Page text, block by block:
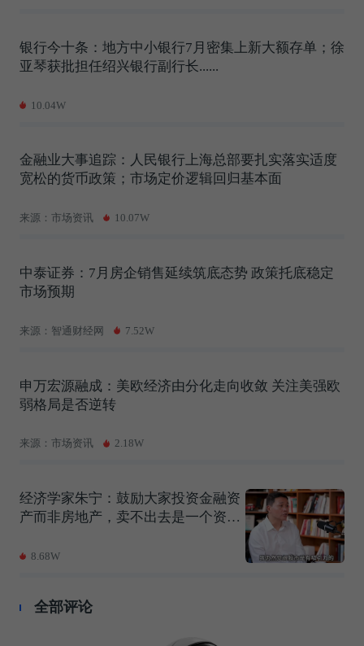
银行今十条：地方中小银行7月密集上新大额存单；徐
亚琴获批担任绍兴银行副行长......
10.04W
金融业大事追踪：人民银行上海总部要扎实落实适度
宽松的货币政策；市场定价逻辑回归基本面
来源：市场资讯 10.07W
中泰证券：7月房企销售延续筑底态势 政策托底稳定
市场预期
来源：智通财经网 7.52W
申万宏源融成：美欧经济由分化走向收敛 关注美强欧
弱格局是否逆转
来源：市场资讯 2.18W
经济学家朱宁：鼓励大家投资金融资
产而非房地产，卖不出去是一个资产
8.68W
全部评论